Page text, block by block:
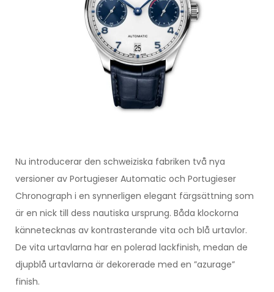
Nu introducerar den schweiziska fabriken två nya
versioner av Portugieser Automatic och Portugieser
Chronograph i en synnerligen elegant färgsättning som
är en nick till dess nautiska ursprung. Båda klockorna
kännetecknas av kontrasterande vita och blå urtavlor.
De vita urtavlarna har en polerad lackfinish, medan de
djupblå urtavlarna är dekorerade med en ”azurage”
finish.